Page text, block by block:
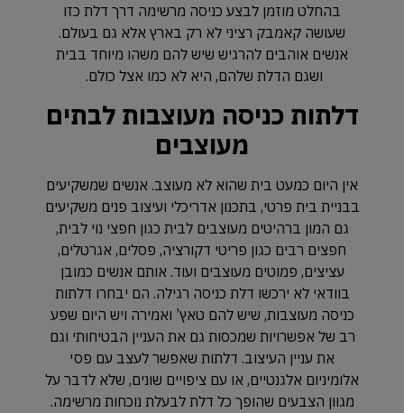
בהחלט מוזמן לבצע כניסה מרשימה דרך דלת כזו
שעושה קאמבק רציני לא רק בארץ אלא גם בעולם.
אנשים אוהבים להרגיש שיש להם משהו מיוחד בבית
ושגם הדלת שלהם, היא לא כמו אצל כולם.
דלתות כניסה מעוצבות לבתים
מעוצבים
אין היום כמעט בית שהוא לא מעוצב. אנשים שמשקיעים
בבניית בית פרטי, בתכנון אדריכלי ועיצוב פנים משקיעים
גם המון ברהיטים מעוצבים לבית כגון חפצי נוי לבית,
חפצים רבים כגון פריטי דקורציה, פסלים, אגרטלים,
עציצים, פמוטים מעוצבים ועוד. אותם אנשים כמובן
בוודאי לא ירכשו דלת כניסה רגילה. הם יבחרו דלתות
כניסה מעוצבות, שיש להם טאץ’ ואמירה ויש היום שפע
רב של אפשרויות שמכסות גם את העניין הבטיחותי וגם
את עניין העיצוב. דלתות שאפשר לעצב עם פסי
אלומיניום אלגנטיים, או עם ציפויים שונים, שלא לדבר על
מגוון הצבעים שהופך כל דלת לבעלת נוכחות מרשימה.